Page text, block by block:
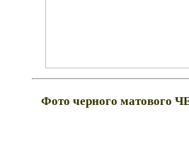
Фото черного матового